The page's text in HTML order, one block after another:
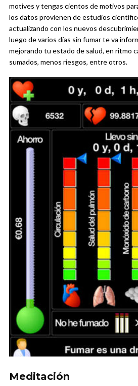
motives y tengas cientos de motivos
los datos provienen de estudios
actualizando con los nuevos
luego de varios días sin fumar te va
mejorando tu estado de salud, en ritmo
sumados, menos riesgos, entre otros.
Meditación